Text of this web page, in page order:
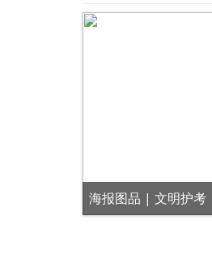
海报图品 | 文明护考